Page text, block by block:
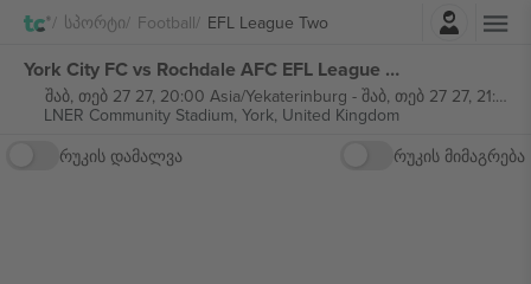
Სპორტი Football EFL League Twoშესვლა
York City FC vs Rochdale AFC EFL League Two ბილეთი
შაბ, თებ 27 27, 20:00 Asia/Yekaterinburg - შაბ, თებ 27 27, 21:45 Asia/Yekaterinburg
LNER Community Stadium, York, United Kingdom
რუკის დამალვა
რუკის მიმაგრება